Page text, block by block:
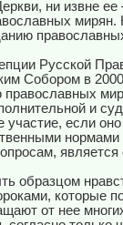
ни извне
Русской
Собором в 2000
православных
и
участие, если
нормами
является
образцом
которые
от нее